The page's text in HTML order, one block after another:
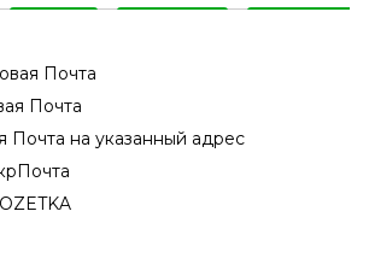
Почта
Почта
Почта на указанный адрес